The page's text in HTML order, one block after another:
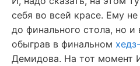
себя во всей красе. Ему
до финального стола, но и
обыграв в финальном
Демидова. На тот момент